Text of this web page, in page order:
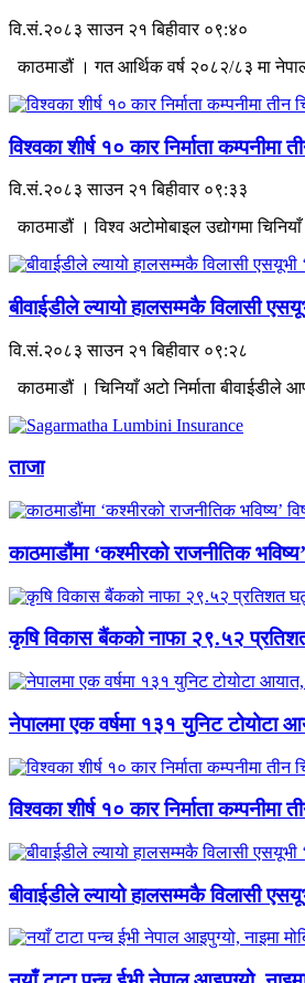
वि.सं.२०८३ साउन २१ बिहीवार ०९:४०
काठमाडौं । गत आर्थिक वर्ष २०८२/८३ मा
विश्वका शीर्ष १० कार निर्माता कम्पनीमा
वि.सं.२०८३ साउन २१ बिहीवार ०९:३३
काठमाडौं । विश्व अटोमोबाइल उद्योगमा
बीवाईडीले ल्यायो हालसम्मकै विलासी
वि.सं.२०८३ साउन २१ बिहीवार ०९:२८
काठमाडौं । चिनियाँ अटो निर्माता बीवाईडीले
ताजा
काठमाडौंमा ‘कश्मीरको राजनीतिक
कृषि विकास बैंकको नाफा २९.५२
नेपालमा एक वर्षमा १३१ युनिट टोयोटा
विश्वका शीर्ष १० कार निर्माता कम्पनीमा
बीवाईडीले ल्यायो हालसम्मकै विलासी